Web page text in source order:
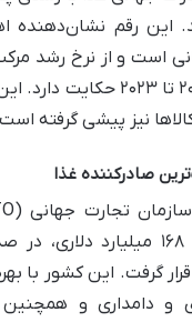
این رقم
درصدی از سال ۲۰۰۰ تا ۲۰۲۳
نیز پیشی گرفته
صادرکننده غذا
آمریکا با صادرات ۱۶۸
گرفت. این کشور با
و دامداری و همچنین